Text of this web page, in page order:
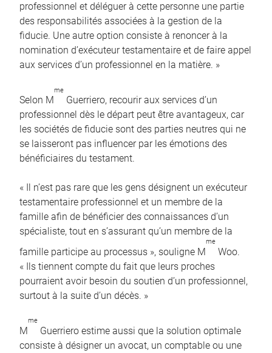
professionnel et déléguer à cette personne une partie
des responsabilités associées à la gestion de la
fiducie. Une autre option consiste à renoncer à la
nomination d’exécuteur testamentaire et de faire appel
aux services d’un professionnel en la matière. »
Selon M
me
Guerriero, recourir aux services d’un
professionnel dès le départ peut être avantageux, car
les sociétés de fiducie sont des parties neutres qui ne
se laisseront pas influencer par les émotions des
bénéficiaires du testament.
« Il n’est pas rare que les gens désignent un exécuteur
testamentaire professionnel et un membre de la
famille afin de bénéficier des connaissances d’un
spécialiste, tout en s’assurant qu’un membre de la
famille participe au processus », souligne M
me
Woo.
« Ils tiennent compte du fait que leurs proches
pourraient avoir besoin du soutien d’un professionnel,
surtout à la suite d’un décès. »
M
me
Guerriero estime aussi que la solution optimale
consiste à désigner un avocat, un comptable ou une